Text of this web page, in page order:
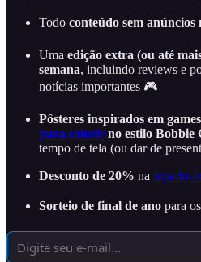
Todo conteúdo sem anúncios
Uma edição extra (ou até
semana, incluindo reviews e
notícias importantes 🎮
Pôsteres inspirados em games
para colorir no estilo Bobbie
tempo de tela (ou dar de
Desconto de 20% na loja do
Sorteio de final de ano para